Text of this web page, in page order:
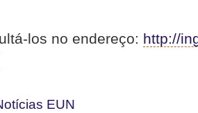
los no endereço: http://
EUN